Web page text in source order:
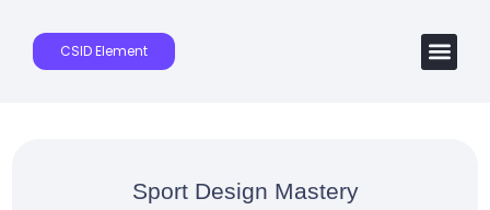
CSID Element
Sport Design Mastery